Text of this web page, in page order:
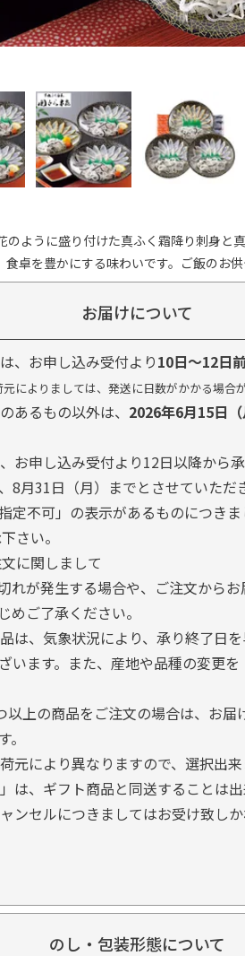
ように盛り付けた真ふく霜降り刺身と
卓を豊かにする味わいです。ご飯のお
お届けについて
、お申し込み受付より10日～12日
によりましては、発送に日数がかかる場合
あるもの以外は、 2026年6月15日
お申し込み受付より12日以降から承
月31日（月）までとさせていただ
定不可」の表示があるものにつき
さい。
に関しまして
れが発生する場合や、ご注文から
めご了承ください。
は、気象状況により、承り終了日
います。また、産地や品種の変更
以上の商品をご注文の場合は、お
元により異なりますので、選択出来
は、ギフト商品と同送することは
ンセルにつきましてはお受け致し
のし・包装形態について